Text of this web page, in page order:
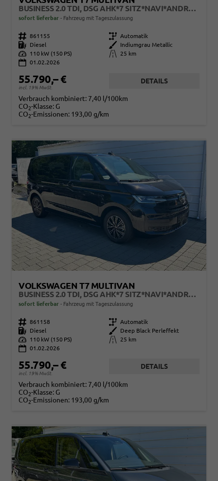
BUSINESS 2.0 TDI, DSG AHK*7 SITZ*NAVI*ANDROID AUTO*SHZ*MATRIX*17"*KAMERA*3Z KLIMAAUTO*
sofort lieferbar Fahrzeug mit Tageszulassung
Fahrzeugnr. 861155 Getriebe Automatik
Kraftstoff
Diesel Außenfarbe
Indiumgrau Metallic
Leistung
110 kW (150 PS) Kilometerstand
25 km
01.02.2026
55.790,– €
incl. 19% MwSt.
DETAILS
Verbrauch kombiniert: 7,40 l/100km
CO2-Klasse: G
CO2-Emissionen: 193,00 g/km
VOLKSWAGEN T7 MULTIVAN
BUSINESS 2.0 TDI, DSG AHK*7 SITZ*NAVI*ANDROID AUTO*SHZ*MATRIX*17"*KAMERA*3Z KLIMAAUTO*
sofort lieferbar Fahrzeug mit Tageszulassung
Fahrzeugnr. 861158 Getriebe Automatik
Kraftstoff
Diesel Außenfarbe
Deep Black Perleffekt
Leistung
110 kW (150 PS) Kilometerstand
25 km
01.02.2026
55.790,– €
incl. 19% MwSt.
DETAILS
Verbrauch kombiniert: 7,40 l/100km
CO2-Klasse: G
CO2-Emissionen: 193,00 g/km